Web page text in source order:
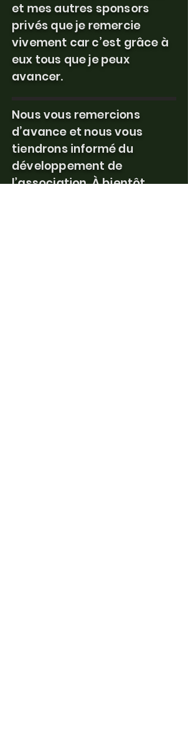
et mes autres sponsors
privés que je remercie
vivement car c’est grâce à
eux tous que je peux
avancer.
Nous vous remercions
d’avance et nous vous
tiendrons informé du
développement de
l’association. À bientôt …